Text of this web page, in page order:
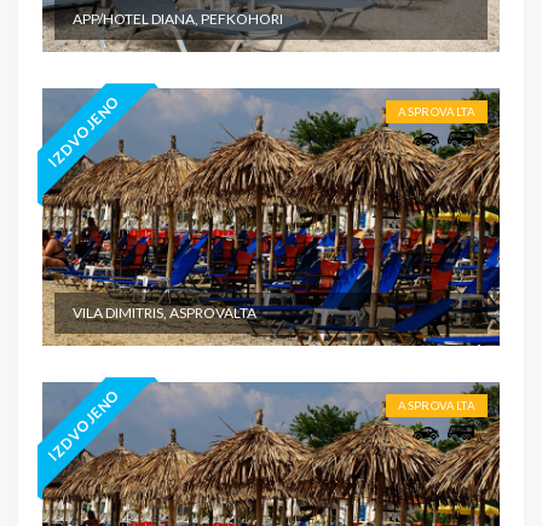
APP/HOTEL DIANA, PEFKOHORI
IZDVOJENO ASPROVALTA
VILA DIMITRIS, ASPROVALTA
IZDVOJENO ASPROVALTA